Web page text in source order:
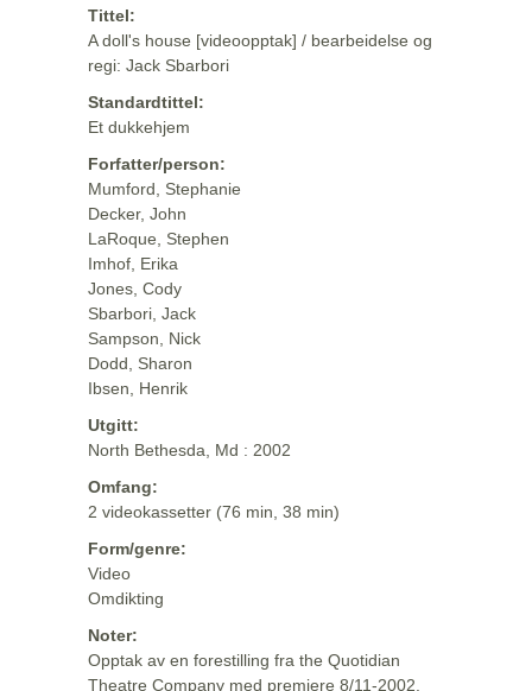
Tittel:
A doll's house [videoopptak] / bearbeidelse og
regi: Jack Sbarbori
Standardtittel:
Et dukkehjem
Forfatter/person:
Mumford, Stephanie
Decker, John
LaRoque, Stephen
Imhof, Erika
Jones, Cody
Sbarbori, Jack
Sampson, Nick
Dodd, Sharon
Ibsen, Henrik
Utgitt:
North Bethesda, Md : 2002
Omfang:
2 videokassetter (76 min, 38 min)
Form/genre:
Video
Omdikting
Noter:
Opptak av en forestilling fra the Quotidian
Theatre Company med premiere 8/11-2002.